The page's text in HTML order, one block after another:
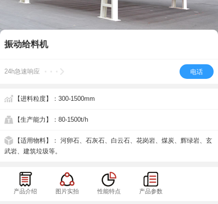
振动给料机
24h急速响应 电话
【进料粒度】 ：300-1500mm
【生产能力】 ：80-1500t/h
【适用物料】
： 河卵石、石灰石、白云石、花岗岩、煤炭、辉绿岩、玄
武岩、建筑垃圾等。
产品介绍 图片实拍 性能特点 产品参数